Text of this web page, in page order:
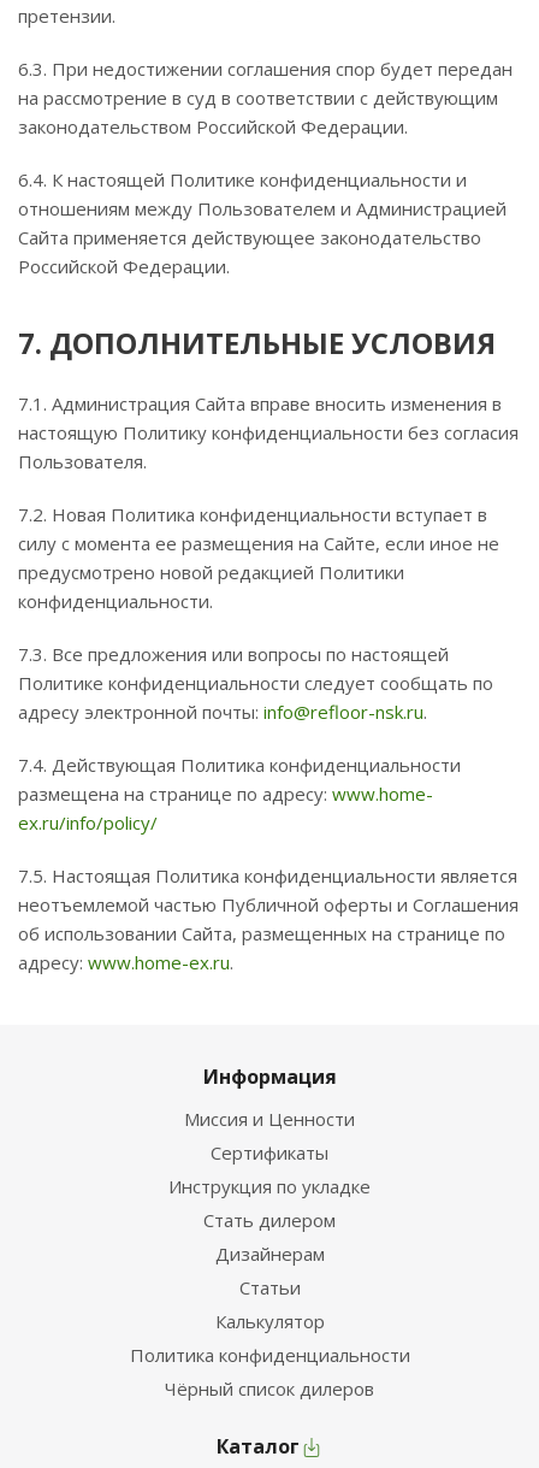
претензии.
6.3. При недостижении соглашения спор будет передан
на рассмотрение в суд в соответствии с действующим
законодательством Российской Федерации.
6.4. К настоящей Политике конфиденциальности и
отношениям между Пользователем и Администрацией
Сайта применяется действующее законодательство
Российской Федерации.
7. ДОПОЛНИТЕЛЬНЫЕ УСЛОВИЯ
7.1. Администрация Сайта вправе вносить изменения в
настоящую Политику конфиденциальности без согласия
Пользователя.
7.2. Новая Политика конфиденциальности вступает в
силу с момента ее размещения на Сайте, если иное не
предусмотрено новой редакцией Политики
конфиденциальности.
7.3. Все предложения или вопросы по настоящей
Политике конфиденциальности следует сообщать по
адресу электронной почты: info@refloor-nsk.ru.
7.4. Действующая Политика конфиденциальности
размещена на странице по адресу: www.home-
ex.ru/info/policy/
7.5. Настоящая Политика конфиденциальности является
неотъемлемой частью Публичной оферты и Соглашения
об использовании Сайта, размещенных на странице по
адресу: www.home-ex.ru.
Информация
Миссия и Ценности
Сертификаты
Инструкция по укладке
Стать дилером
Дизайнерам
Статьи
Калькулятор
Политика конфиденциальности
Чёрный список дилеров
Каталог